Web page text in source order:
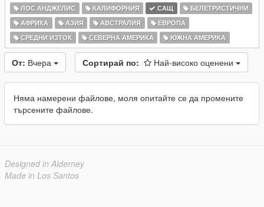
ЛОС АНДЖЕЛИС
КАЛИФОРНИЯ САЩ
БЕЛЕТРИСТИЧНИ
АФРИКА
АЗИЯ АВСТРАЛИЯ
ЕВРОПА
СРЕДНИ ИЗТОК
СЕВЕРНА АМЕРИКА ЮЖНА АМЕРИКА
От: Вчера Сортирай по: Най-високо оценени
Няма намерени файлове, моля опитайте се да промените
търсените файлове.
Designed in Alderney
Made in Los Santos